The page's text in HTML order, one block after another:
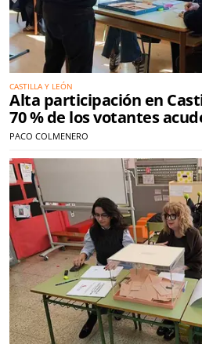
CASTILLA Y LEÓN
Alta participación en
70 % de los votantes
PACO COLMENERO